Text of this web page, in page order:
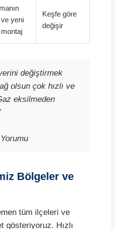
yeni
Keşfe göre
değişir
değiştirmek
olsun çok hızlı ve
eksilmeden
Bölgeler ve
tüm ilçeleri ve
gösteriyoruz. Hızlı